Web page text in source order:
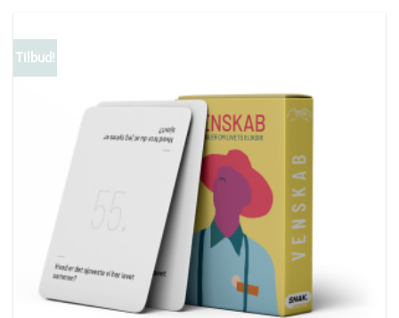
Tilbud!